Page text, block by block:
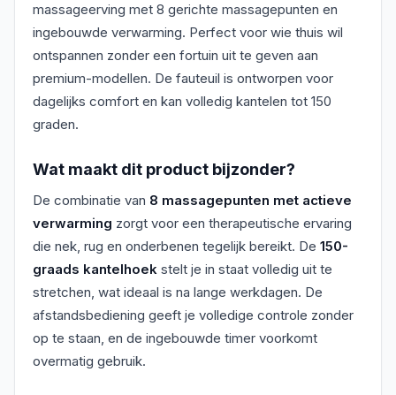
massageerving met 8 gerichte massagepunten en
ingebouwde verwarming. Perfect voor wie thuis wil
ontspannen zonder een fortuin uit te geven aan
premium-modellen. De fauteuil is ontworpen voor
dagelijks comfort en kan volledig kantelen tot 150
graden.
Wat maakt dit product bijzonder?
De combinatie van 8 massagepunten met actieve
verwarming zorgt voor een therapeutische ervaring
die nek, rug en onderbenen tegelijk bereikt. De 150-
graads kantelhoek stelt je in staat volledig uit te
stretchen, wat ideaal is na lange werkdagen. De
afstandsbediening geeft je volledige controle zonder
op te staan, en de ingebouwde timer voorkomt
overmatig gebruik.